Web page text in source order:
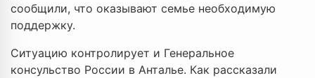
сообщили, что оказывают семье необходимую
поддержку.
Ситуацию контролирует и Генеральное
консульство России в Анталье. Как рассказали